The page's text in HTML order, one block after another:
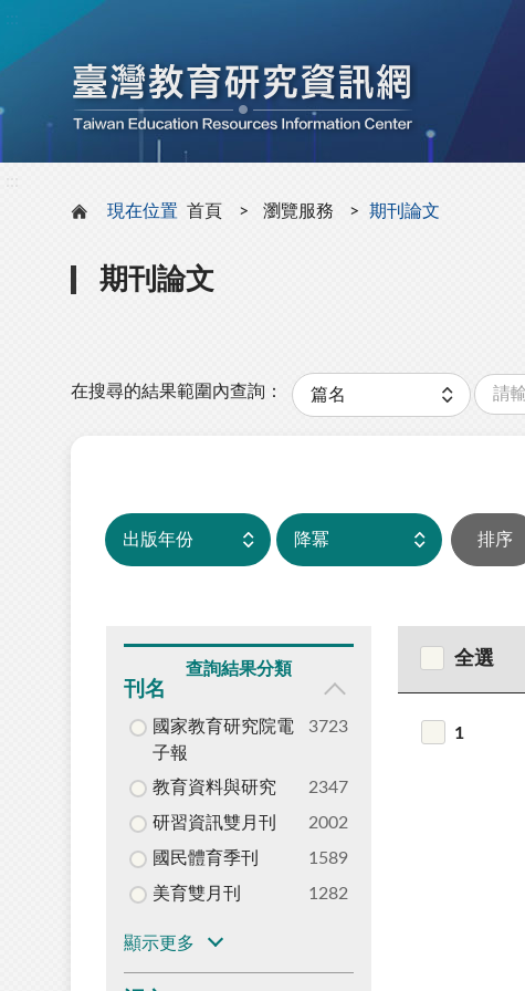
現在位置 首頁 瀏覽服務 期刊論文
期刊論文
在搜尋的結果範圍內查詢：
類
字
查詢結果分類
刊名
國家教育研究院電
子報
3723
教育資料與研究
2347
研習資訊雙月刊
2002
國民體育季刊
1589
美育雙月刊
1282
顯示更多
全選
1